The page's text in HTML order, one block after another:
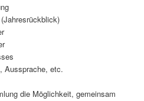
Aussprache, etc.
die Möglichkeit, gemeinsam